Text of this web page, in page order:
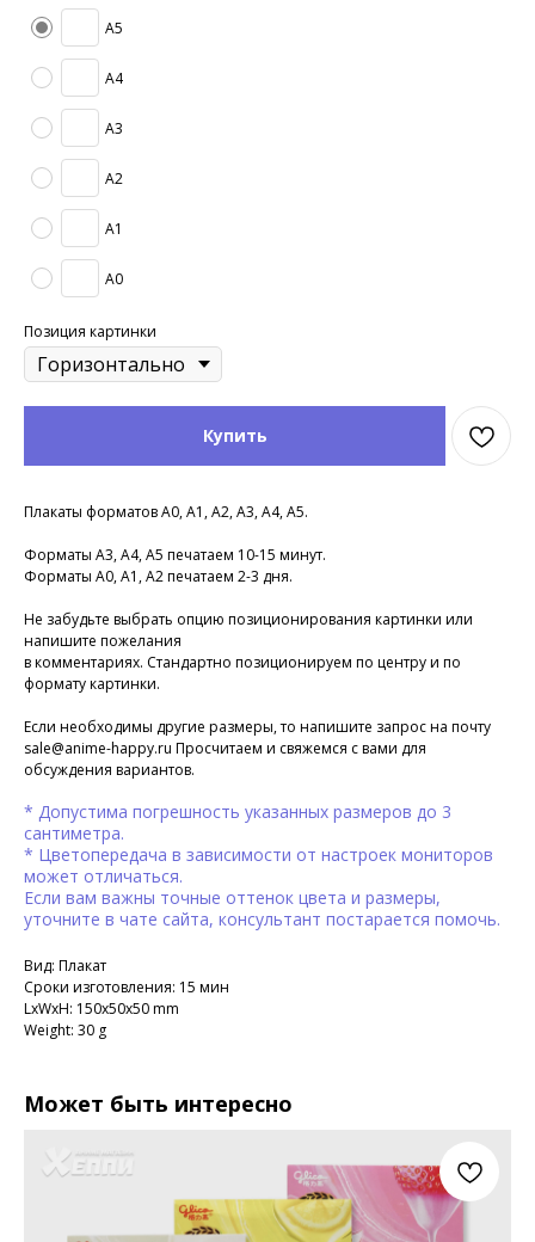
A5
A4
A3
A2
A1
A0
Позиция картинки
Купить
Плакаты форматов А0, А1, А2, А3, А4, А5.
Форматы А3, А4, А5 печатаем 10-15 минут.
Форматы А0, А1, А2 печатаем 2-3 дня.
Не забудьте выбрать опцию позиционирования картинки или
напишите пожелания
в комментариях. Стандартно позиционируем по центру и по
формату картинки.
Если необходимы другие размеры, то напишите запрос на почту
sale@anime-happy.ru Просчитаем и свяжемся с вами для
обсуждения вариантов.
* Допустима погрешность указанных размеров до 3
сантиметра.
* Цветопередача в зависимости от настроек мониторов
может отличаться.
Если вам важны точные оттенок цвета и размеры,
уточните в чате сайта, консультант постарается помочь.
Вид: Плакат
Сроки изготовления: 15 мин
LxWxH: 150x50x50 mm
Weight: 30 g
Может быть интересно